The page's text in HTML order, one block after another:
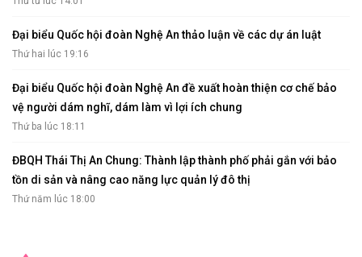
Đại biểu Quốc hội đoàn Nghệ An thảo luận về các dự án luật
Thứ hai lúc 19:16
Đại biểu Quốc hội đoàn Nghệ An đề xuất hoàn thiện cơ chế bảo
vệ người dám nghĩ, dám làm vì lợi ích chung
Thứ ba lúc 18:11
ĐBQH Thái Thị An Chung: Thành lập thành phố phải gắn với bảo
tồn di sản và nâng cao năng lực quản lý đô thị
Thứ năm lúc 18:00